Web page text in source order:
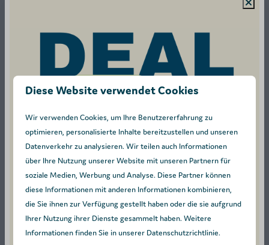
Ein großer, zeitgemäßer Wohnbereich mit gemütlicher
Sitzecke, großzügigem Esstisch und Fernseher.
Eine private Holzterrasse, perfekt für gemütliche Stunden
im Freien oder ein ruhiges Sonnenbad.
Ein eigener Parkplatz in unmittelbarer Nähe Ihrer
Haustiere sind herzlich willkommen.
Diese Website verwendet Cookies
Wir verwenden Cookies, um Ihre Benutzererfahrung zu
optimieren, personalisierte Inhalte bereitzustellen und unseren
Datenverkehr zu analysieren. Wir teilen auch Informationen
über Ihre Nutzung unserer Website mit unseren Partnern für
soziale Medien, Werbung und Analyse. Diese Partner können
diese Informationen mit anderen Informationen kombinieren,
die Sie ihnen zur Verfügung gestellt haben oder die sie aufgrund
Ihrer Nutzung ihrer Dienste gesammelt haben. Weitere
Informationen finden Sie in unserer Datenschutzrichtlinie.